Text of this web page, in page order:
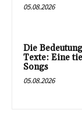
05.08.2026
Die
Texte: Eine
Songs
05.08.2026